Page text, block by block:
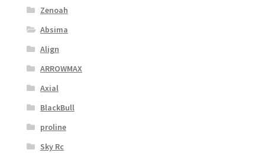
Zenoah
Absima
Align
ARROWMAX
Axial
BlackBull
proline
Sky Rc